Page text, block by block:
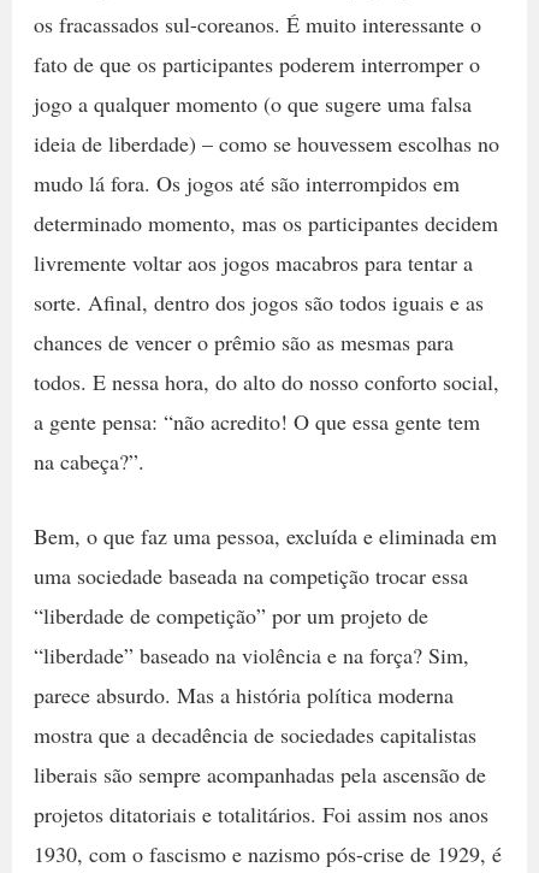
os fracassados sul-coreanos. É muito interessante o
fato de que os participantes poderem interromper o
jogo a qualquer momento (o que sugere uma falsa
ideia de liberdade) – como se houvessem escolhas no
mudo lá fora. Os jogos até são interrompidos em
determinado momento, mas os participantes decidem
livremente voltar aos jogos macabros para tentar a
sorte. Afinal, dentro dos jogos são todos iguais e as
chances de vencer o prêmio são as mesmas para
todos. E nessa hora, do alto do nosso conforto social,
a gente pensa: “não acredito! O que essa gente tem
na cabeça?”.
Bem, o que faz uma pessoa, excluída e eliminada em
uma sociedade baseada na competição trocar essa
“liberdade de competição” por um projeto de
“liberdade” baseado na violência e na força? Sim,
parece absurdo. Mas a história política moderna
mostra que a decadência de sociedades capitalistas
liberais são sempre acompanhadas pela ascensão de
projetos ditatoriais e totalitários. Foi assim nos anos
1930, com o fascismo e nazismo pós-crise de 1929, é